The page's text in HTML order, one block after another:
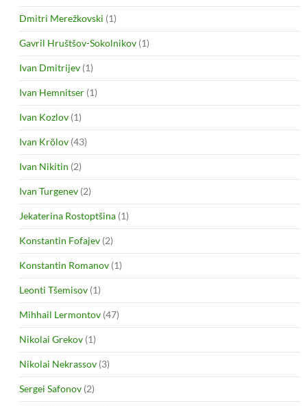
Dmitri Merežkovski (1)
Gavril Hruštšov-Sokolnikov (1)
Ivan Dmitrijev (1)
Ivan Hemnitser (1)
Ivan Kozlov (1)
Ivan Krõlov (43)
Ivan Nikitin (2)
Ivan Turgenev (2)
Jekaterina Rostoptšina (1)
Konstantin Fofajev (2)
Konstantin Romanov (1)
Leonti Tšemisov (1)
Mihhail Lermontov (47)
Nikolai Grekov (1)
Nikolai Nekrassov (3)
Sergei Safonov (2)